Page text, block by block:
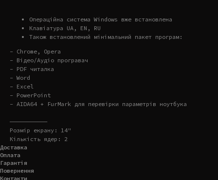
Операційна система Windows вже встановлена
Клавіатура UA, EN, RU
Також встановлений мінімальний пакет програм:
- Chrome, Opera
- Відео/Аудіо програвач
- PDF читалка
- Word
- Excel
- PowerPoint
- AIDA64 + FurMark для перевірки параметрів ноутбука
———————————
Розмір екрану: 14"
Кількість ядер: 2
Доставка
Оплата
Гарантія
Повернення
Контакти